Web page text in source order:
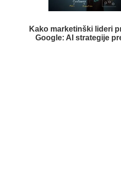
Kako marketinški lideri
Google: AI strategije